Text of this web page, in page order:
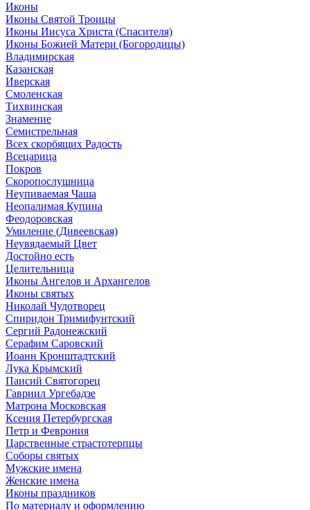
Иконы
Иконы Святой Троицы
Иконы Иисуса Христа (Спасителя)
Иконы Божией Матери (Богородицы)
Владимирская
Казанская
Иверская
Смоленская
Тихвинская
Знамение
Семистрельная
Всех скорбящих Радость
Всецарица
Покров
Скоропослушница
Неупиваемая Чаша
Неопалимая Купина
Феодоровская
Умиление (Дивеевская)
Неувядаемый Цвет
Достойно есть
Целительница
Иконы Ангелов и Архангелов
Иконы святых
Николай Чудотворец
Спиридон Тримифунтский
Сергий Радонежский
Серафим Саровский
Иоанн Кронштадтский
Лука Крымский
Паисий Святогорец
Гавриил Ургебадзе
Матрона Московская
Ксения Петербургская
Петр и Феврония
Царственные страстотерпцы
Соборы святых
Мужские имена
Женские имена
Иконы праздников
По материалу и оформлению